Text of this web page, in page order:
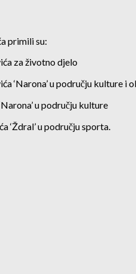
primili su:
za životno djelo
‘Narona’ u području kulture i
u području kulture
‘Ždral’ u području sporta.